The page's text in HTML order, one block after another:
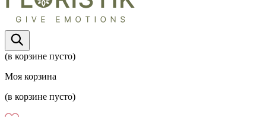
(в корзине пусто)
Моя корзина
(в корзине пусто)